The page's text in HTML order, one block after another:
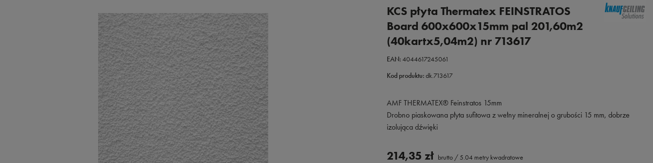
KCS płyta Thermatex FEINSTRATOS
Board 600x600x15mm pal 201,60m2
(40kartx5,04m2) nr 713617
EAN:4044617245061
Kod produktu:dk.713617
AMF THERMATEX® Feinstratos 15mm
Drobno piaskowana płyta sufitowa z wełny mineralnej o grubości 15 mm, dobrze
izolująca dźwięki
214,35 zł brutto /5.04 metry kwadratowe